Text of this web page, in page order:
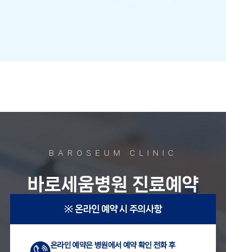
BAROSEUM CLINIC
바로세움병원 진료예약
※ 온라인 예약 시 주의사항
온라인 예약은 병원에서 예약 확인 전화 후